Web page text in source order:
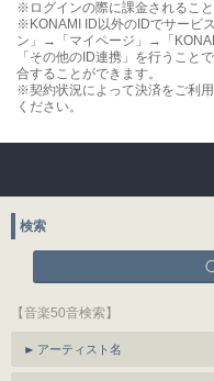
※ログインの際に課金されること
※KONAMI ID以外のIDでサービ
ン」→「マイページ」→「
「その他のID連携」を行うこと
合することができます。
※契約状況によって決済をご利
ください。
検索
【音楽50音検索】
アーティスト名